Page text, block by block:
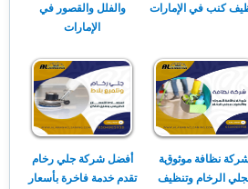
كنب في الإمارات
والفلل والقصور في
الإمارات
نظافة موثوقة
الرخام وتنظيف
أفضل شركة جلي رخام
تقدم خدمة فاخرة بأسعار